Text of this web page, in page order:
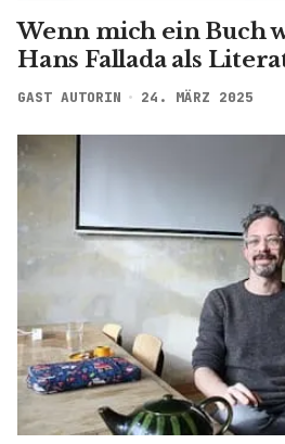
Wenn mich ein Buch
Hans Fallada als
GAST AUTORIN 24. MÄRZ 2025